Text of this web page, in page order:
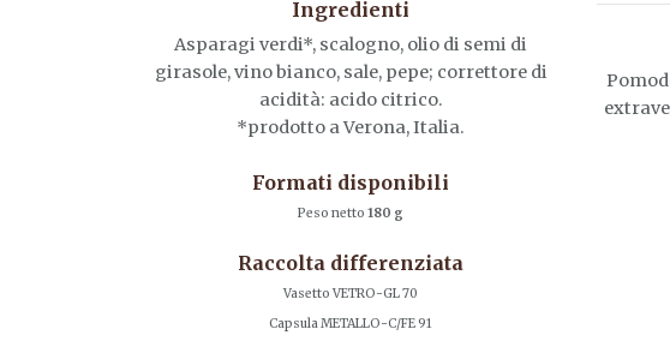
Ingredienti
Asparagi verdi*, scalogno, olio di semi di
girasole, vino bianco, sale, pepe; correttore di
acidità: acido citrico.
*prodotto a Verona, Italia.
Formati disponibili
Peso netto 180 g
Raccolta differenziata
Vasetto VETRO-GL 70
Capsula METALLO-C/FE 91